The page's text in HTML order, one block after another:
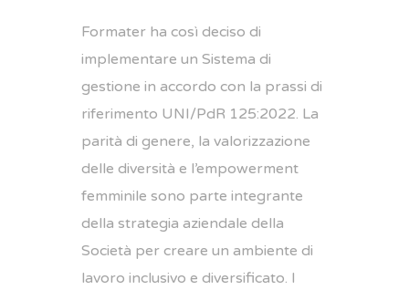
Formater ha così deciso di
implementare un Sistema di
gestione in accordo con la prassi di
riferimento UNI/PdR 125:2022. La
parità di genere, la valorizzazione
delle diversità e l’empowerment
femminile sono parte integrante
della strategia aziendale della
Società per creare un ambiente di
lavoro inclusivo e diversificato. I